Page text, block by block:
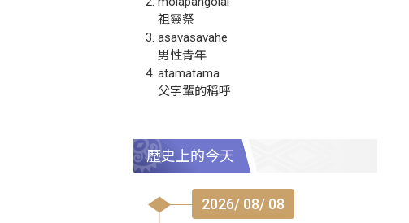
祖靈祭
asavasavahe
男性青年
atamatama
父字輩的稱呼
歷史上的今天
2026/ 08/ 08